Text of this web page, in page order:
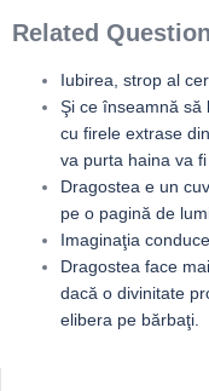
Related
Iubirea, strop al
Şi ce înseamnă să
cu firele extrase
va purta haina va fi
Dragostea e un
pe o pagină de
Imaginaţia
Dragostea face
dacă o divinitate
elibera pe bărbaţi.